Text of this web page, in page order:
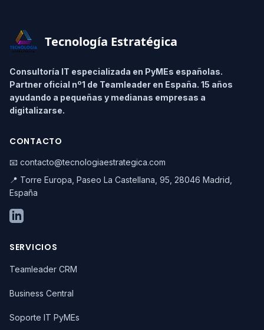
Tecnología Estratégica
Consultoría IT especializada en PyMEs españolas.
Partner oficial nº1 de Teamleader en España. 15 años
ayudando a pequeñas y medianas empresas a
digitalizarse.
CONTACTO
📧 contacto@tecnologiaestrategica.com
📍 Torre Europa, Paseo La Castellana, 95, 28046 Madrid,
España
SERVICIOS
Teamleader CRM
Business Central
Soporte IT PyMEs